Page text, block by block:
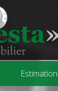
Estimation